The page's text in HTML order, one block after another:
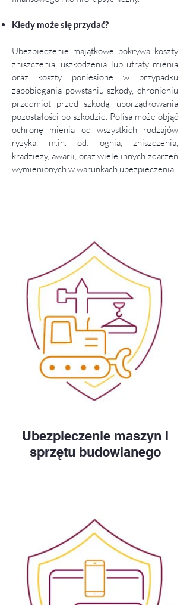
Kiedy może się przydać?
Ubezpieczenie majątkowe pokrywa koszty
zniszczenia, uszkodzenia lub utraty mienia
oraz koszty poniesione w przypadku
zapobiegania powstaniu szkody, chronieniu
przedmiot przed szkodą, uporządkowania
pozostałości po szkodzie. Polisa może objąć
ochronę mienia od wszystkich rodzajów
ryzyka, m.in. od: ognia, zniszczenia,
kradzieży, awarii, oraz wiele innych zdarzeń
wymienionych w warunkach ubezpieczenia.
Ubezpieczenie maszyn i
sprzętu budowlanego